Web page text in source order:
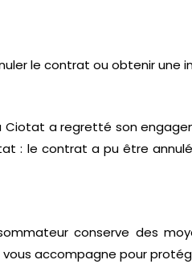
le contrat ou obtenir une
Ciotat a regretté son
: le contrat a pu être
conserve des
accompagne pour